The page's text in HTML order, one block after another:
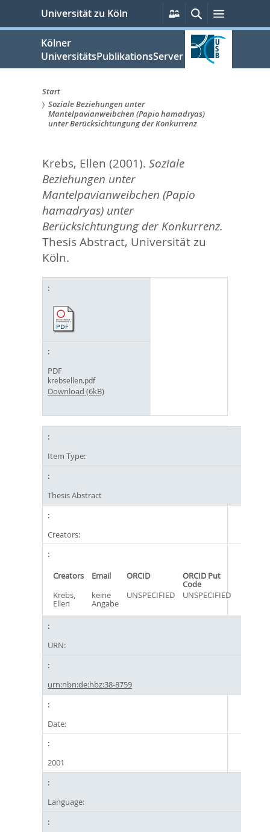
springen
Universität zu Köln
Persönliche
Services
SucheMenü
Kölner
UniversitätsPublikationsServer
Sie
hier:
Start
Soziale Beziehungen unter
Mantelpavianweibchen (Papio hamadryas)
unter Berücksichtungung der Konkurrenz
Krebs, Ellen (2001). Soziale
Beziehungen unter
Mantelpavianweibchen (Papio
hamadryas) unter
Berücksichtungung der Konkurrenz.
Thesis Abstract, Universität zu
Köln.
PDF
krebsellen.pdf
Download (6kB)
Item Type:
Thesis Abstract
Creators:
Creators Email ORCID ORCID Put
Code
Krebs,
Ellen
keine
Angabe
UNSPECIFIED UNSPECIFIED
URN:
urn:nbn:de:hbz:38-8759
Date:
2001
Language: